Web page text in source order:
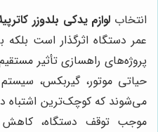
انتخاب لوازم یدکی بلدوزر
عمر دستگاه اثرگذار است
پروژه‌های راهسازی تأثیر
حیاتی موتور، گیربکس،
می‌شوند که کوچک‌ترین اشتباه
موجب توقف دستگاه، کاهش